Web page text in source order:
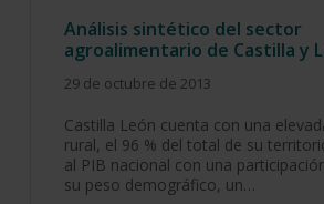
Análisis sintético del sector
agroalimentario de Castilla y
29 de octubre de 2013
Castilla León cuenta con una
rural, el 96 % del total de su
al PIB nacional con una
su peso demográfico, un…